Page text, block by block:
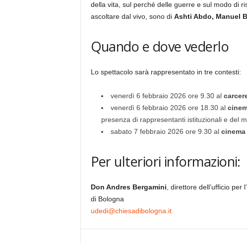
della vita, sul perché delle guerre e sul modo di
ascoltare dal vivo, sono di Ashti Abdo, Manuel
Quando e dove vederlo
Lo spettacolo sarà rappresentato in tre contesti:
venerdì 6 febbraio 2026 ore 9.30 al
venerdì 6 febbraio 2026 ore 18.30 al
presenza di rappresentanti istituzionali e del
sabato 7 febbraio 2026 ore 9.30 al cinema
Per ulteriori informazioni:
Don Andres Bergamini , direttore dell’ufficio
di Bologna
udedi@chiesadibologna.it